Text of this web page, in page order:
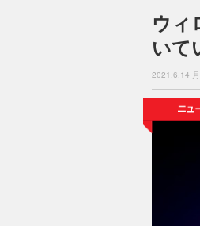
ウィ
いて
2021.6.14 月